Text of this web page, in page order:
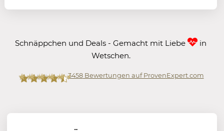
Schnäppchen und Deals - Gemacht mit Liebe
in
Wetschen.
3458Bewertungen auf ProvenExpert.com